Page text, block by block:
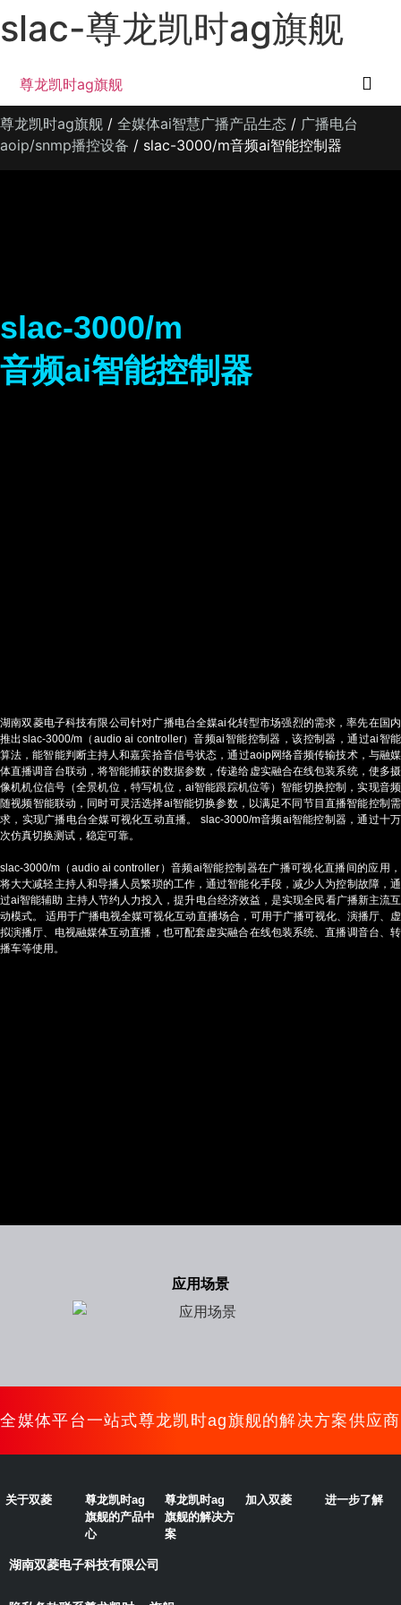
slac-尊龙凯时ag旗舰
尊龙凯时ag旗舰
尊龙凯时ag旗舰 / 全媒体ai智慧广播产品生态 / 广播电台
aoip/snmp播控设备 / slac-3000/m音频ai智能控制器
slac-3000/m
音频ai智能控制器
湖南双菱电子科技有限公司针对广播电台全媒ai化转型市场强烈的需求，率先在国内
推出slac-3000/m（audio ai controller）音频ai智能控制器，该控制器，通过ai智能
算法，能智能判断主持人和嘉宾拾音信号状态，通过aoip网络音频传输技术，与融媒
体直播调音台联动，将智能捕获的数据参数，传递给虚实融合在线包装系统，使多摄
像机机位信号（全景机位，特写机位，ai智能跟踪机位等）智能切换控制，实现音频
随视频智能联动，同时可灵活选择ai智能切换参数，以满足不同节目直播智能控制需
求，实现广播电台全媒可视化互动直播。 slac-3000/m音频ai智能控制器，通过十万
次仿真切换测试，稳定可靠。
slac-3000/m（audio ai controller）音频ai智能控制器在广播可视化直播间的应用，
将大大减轻主持人和导播人员繁琐的工作，通过智能化手段，减少人为控制故障，通
过ai智能辅助 主持人节约人力投入，提升电台经济效益，是实现全民看广播新主流互
动模式。 适用于广播电视全媒可视化互动直播场合，可用于广播可视化、演播厅、虚
拟演播厅、电视融媒体互动直播，也可配套虚实融合在线包装系统、直播调音台、转
播车等使用。
应用场景
全媒体平台一站式尊龙凯时ag旗舰的解决方案供应商
关于双菱
尊龙凯时ag
旗舰的产品中
心
尊龙凯时ag
旗舰的解决方
案
加入双菱 进一步了解
湖南双菱电子科技有限公司